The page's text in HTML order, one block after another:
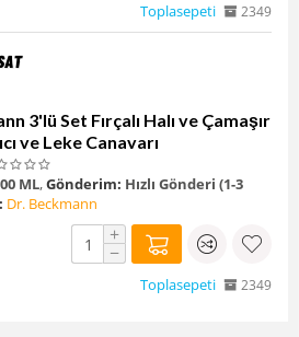
Toplasepeti 2349
3'lü Set Fırçalı Halı ve Çamaşır
ve Leke Canavarı
ML,Gönderim: Hızlı Gönderi (1-3
Dr. Beckmann
+
−
Toplasepeti 2349